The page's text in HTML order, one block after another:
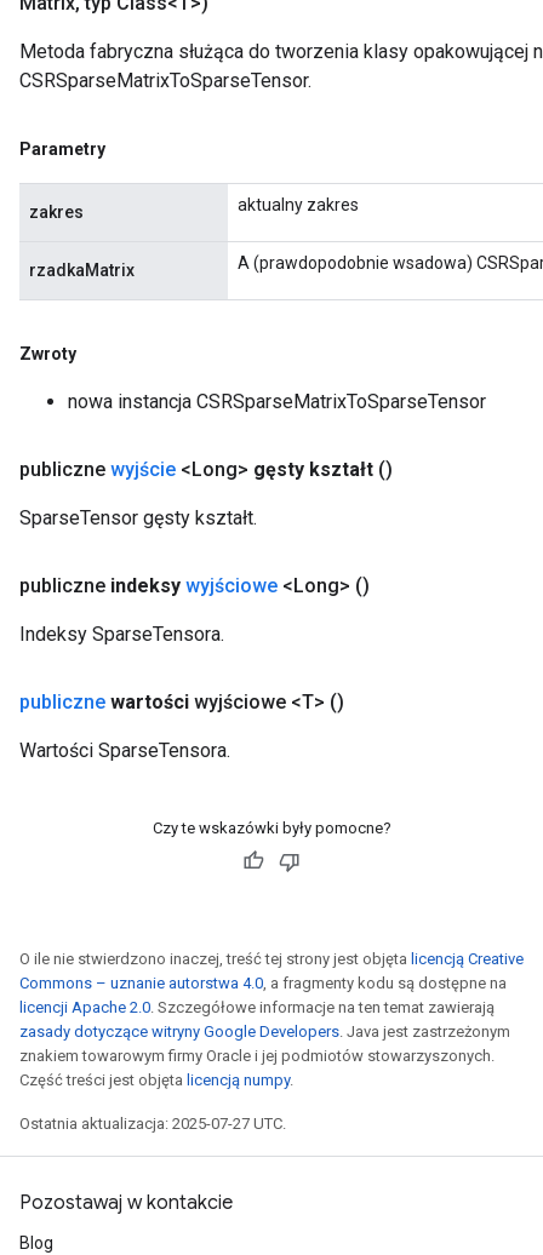
Metoda fabryczna służąca do tworzenia klasy opakowującej
CSRSparseMatrixToSparseTensor.
Parametry
zakres aktualny zakres
rzadkaMatrix A (prawdopodobnie wsadowa)
Zwroty
nowa instancja CSRSparseMatrixToSparseTensor
publiczne wyjście <Long> gęsty kształt ()
SparseTensor gęsty kształt.
publiczne indeksy wyjściowe <Long> ()
Indeksy SparseTensora.
publiczne wartości wyjściowe <T> ()
Wartości SparseTensora.
Czy te wskazówki były pomocne?
O ile nie stwierdzono inaczej, treść tej strony jest objęta licencją Creative
Commons – uznanie autorstwa 4.0, a fragmenty kodu są dostępne na
licencji Apache 2.0. Szczegółowe informacje na ten temat zawierają
zasady dotyczące witryny Google Developers. Java jest zastrzeżonym
znakiem towarowym firmy Oracle i jej podmiotów stowarzyszonych.
Część treści jest objęta licencją numpy.
Ostatnia aktualizacja: 2025-07-27 UTC.
Pozostawaj w kontakcie
Blog